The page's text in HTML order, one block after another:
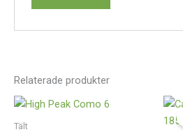
Relaterade produkter
Tält